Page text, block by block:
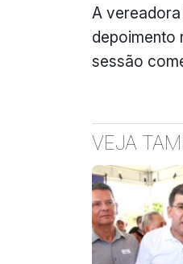
A
depoimento
sessão
VEJA